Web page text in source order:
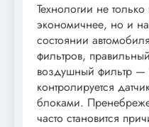
Технологии не
экономичнее, но и
состоянии
фильтров,
воздушный фильтр —
контролируется
блоками.
часто становится